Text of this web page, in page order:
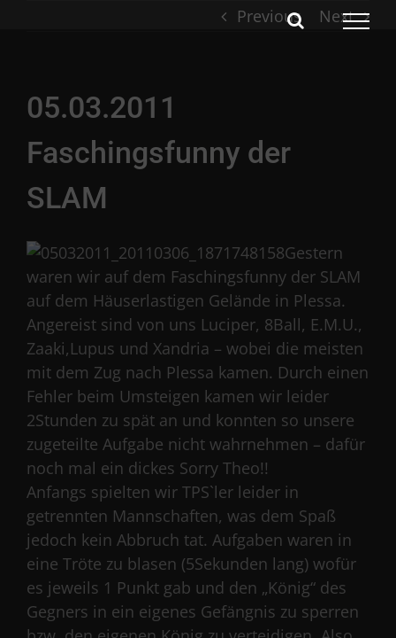
Previous Next
05.03.2011
Faschingsfunny der
SLAM
Gestern
waren wir auf dem Faschingsfunny der SLAM
auf dem Häuserlastigen Gelände in Plessa.
Angereist sind von uns Luciper, 8Ball, E.M.U.,
Zaaki,Lupus und Xandria – wobei die meisten
mit dem Zug nach Plessa kamen. Durch einen
Fehler beim Umsteigen kamen wir leider
2Stunden zu spät an und konnten so unsere
zugeteilte Aufgabe nicht wahrnehmen – dafür
noch mal ein dickes Sorry Theo!!
Anfangs spielten wir TPS`ler leider in
getrennten Mannschaften, was dem Spaß
jedoch kein Abbruch tat. Aufgaben waren in
eine Tröte zu blasen (5Sekunden lang) wofür
es jeweils 1 Punkt gab und den „König“ des
Gegners in ein eigenes Gefängnis zu sperren